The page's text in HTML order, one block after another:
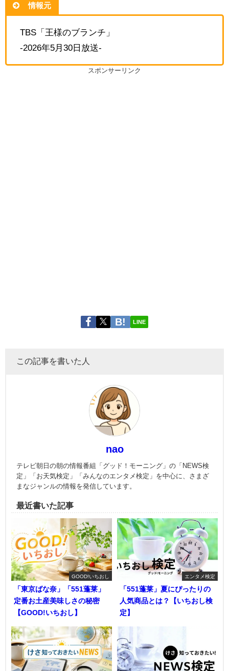
情報元
TBS「王様のブランチ」
-2026年5月30日放送-
スポンサーリンク
LINE
この記事を書いた人
nao
テレビ朝日の朝の情報番組「グッド！モーニング」の「NEWS検
定」「お天気検定」「みんなのエンタメ検定」を中心に、さまざ
まなジャンルの情報を発信しています。
最近書いた記事
GOOD!いちおし
「東京ばな奈」「551蓬莱」
定番お土産美味しさの秘密
【GOOD!いちおし】
エンタメ検定
「551蓬莱」夏にぴったりの
人気商品とは？【いちおし検
定】